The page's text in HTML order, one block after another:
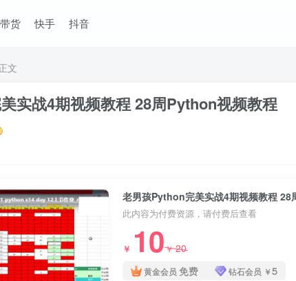
带货 快手 抖音
文
实战4期视频教程 28周Python视频教程
老男孩Python完美实战4期视频教程
此内容为付费资源，请付费后查看
￥ 10￥20
黄金会员 免费 钻石会员 ￥5